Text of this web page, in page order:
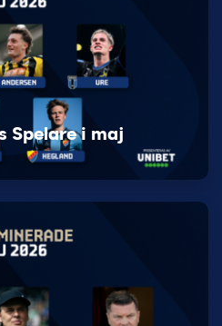
Spelare i maj